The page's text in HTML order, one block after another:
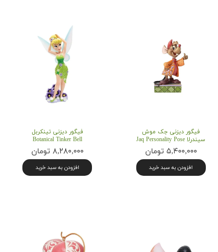
فیگور دیزنی جک موش
سیندرلا Jaq Personality Pose
۵,۴۰۰,۰۰۰ تومان
افزودن به سبد خرید
فیگور دیزنی تینکربل
Botanical Tinker Bell
۸,۲۸۰,۰۰۰ تومان
افزودن به سبد خرید